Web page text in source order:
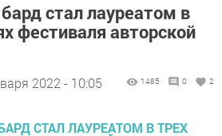
стал лауреатом в
фестиваля авторской
2022 - 10:05 1485 0 2